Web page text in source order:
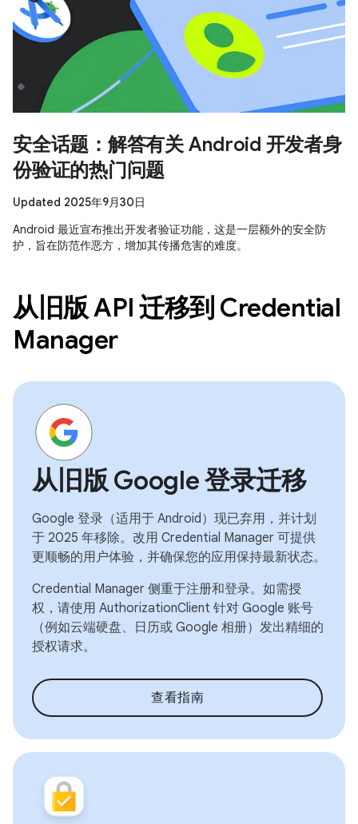
安全话题：解答有关 Android 开发者身
份验证的热门问题
Updated 2025年9月30日
Android 最近宣布推出开发者验证功能，这是一层额外的安全防
护，旨在防范作恶方，增加其传播危害的难度。
从旧版 API 迁移到 Credential
Manager
从旧版 Google 登录迁移
Google 登录（适用于 Android）现已弃用，并计划
于 2025 年移除。改用 Credential Manager 可提供
更顺畅的用户体验，并确保您的应用保持最新状态。
Credential Manager 侧重于注册和登录。如需授
权，请使用 AuthorizationClient 针对 Google 账号
（例如云端硬盘、日历或 Google 相册）发出精细的
授权请求。
查看指南